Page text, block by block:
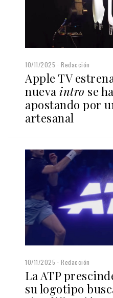
10/11/2025 Redacción
Apple TV
nueva intro se
apostando por
artesanal
10/11/2025 Redacción
La ATP
su logotipo